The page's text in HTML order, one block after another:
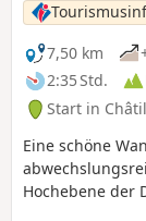
7,50 km
2:35 Std.
Start in
Eine schöne
Hochebene der